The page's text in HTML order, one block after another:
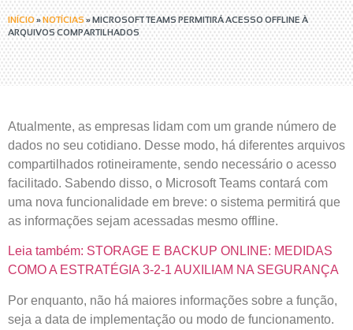
INÍCIO»NOTÍCIAS»MICROSOFT TEAMS PERMITIRÁ ACESSO OFFLINE À
ARQUIVOS COMPARTILHADOS
Atualmente, as empresas lidam com um grande número de
dados no seu cotidiano. Desse modo, há diferentes arquivos
compartilhados rotineiramente, sendo necessário o acesso
facilitado. Sabendo disso, o Microsoft Teams contará com
uma nova funcionalidade em breve: o sistema permitirá que
as informações sejam acessadas mesmo offline.
Leia também: STORAGE E BACKUP ONLINE: MEDIDAS
COMO A ESTRATÉGIA 3-2-1 AUXILIAM NA SEGURANÇA
Por enquanto, não há maiores informações sobre a função,
seja a data de implementação ou modo de funcionamento.